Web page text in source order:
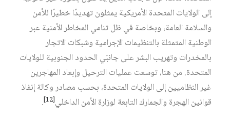
إلى الولايات المتحدة الأمريكية يمثلون تهديدًا خطيرًا للأمن
والسلامة العامة، وبخاصة في ظل تنامي المخاطر الأمنية عبر
الوطنية المتمثلة بالتنظيمات الإجرامية وشبكات الاتجار
بالمخدرات وتهريب البشر على جانبَي الحدود الجنوبية للولايات
المتحدة. من هنا، توسعت عمليات الترحيل وإبعاد المهاجرين
غير النظاميين إلى الولايات المتحدة، بحسب مصادر وكالة إنفاذ
قوانين الهجرة والجمارك التابعة لوزارة الأمن الداخلي‏[12]
.